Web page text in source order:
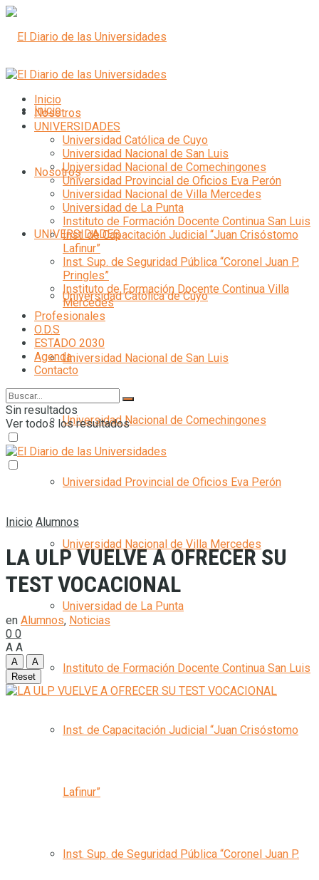
Inicio
Nosotros
UNIVERSIDADES
Universidad Católica de Cuyo
Universidad Nacional de San Luis
Universidad Nacional de Comechingones
Universidad Provincial de Oficios Eva Perón
Universidad Nacional de Villa Mercedes
Universidad de La Punta
Instituto de Formación Docente Continua San Luis
Inst. de Capacitación Judicial “Juan Crisóstomo
Lafinur”
Inst. Sup. de Seguridad Pública “Coronel Juan P.
Inicio
Nosotros
UNIVERSIDADES
Universidad Católica de Cuyo
Universidad Nacional de San Luis
Universidad Nacional de Comechingones
Universidad Provincial de Oficios Eva Perón
Universidad Nacional de Villa Mercedes
Universidad de La Punta
Instituto de Formación Docente Continua San Luis
Inst. de Capacitación Judicial “Juan Crisóstomo
Lafinur”
Inst. Sup. de Seguridad Pública “Coronel Juan P.
Pringles”
Instituto de Formación Docente Continua Villa
Mercedes
Profesionales
O.D.S
ESTADO 2030
Agenda
Contacto
Sin resultados
Ver todos los resultados
Inicio Alumnos
LA ULP VUELVE A OFRECER SU
TEST VOCACIONAL
en Alumnos, Noticias
0 0
A A
A
A
Reset